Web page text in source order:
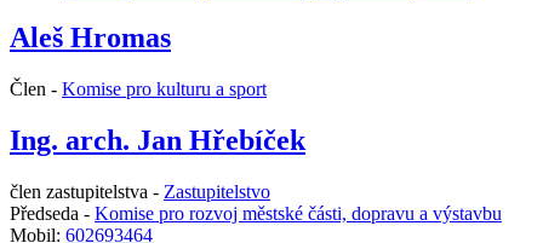
Aleš Hromas
Člen - Komise pro kulturu a sport
Ing. arch. Jan Hřebíček
člen zastupitelstva - Zastupitelstvo
Předseda - Komise pro rozvoj městské části, dopravu a výstavbu
Mobil: 602693464